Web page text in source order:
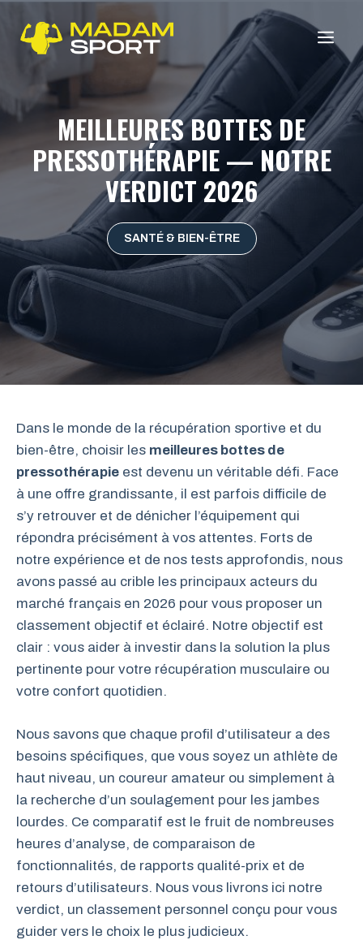
contenu
MEILLEURES BOTTES DE
PRESSOTHÉRAPIE — NOTRE
VERDICT 2026
SANTÉ & BIEN-ÊTRE
Dans le monde de la récupération sportive et du
bien-être, choisir les meilleures bottes de
pressothérapie est devenu un véritable défi. Face
à une offre grandissante, il est parfois difficile de
s’y retrouver et de dénicher l’équipement qui
répondra précisément à vos attentes. Forts de
notre expérience et de nos tests approfondis, nous
avons passé au crible les principaux acteurs du
marché français en 2026 pour vous proposer un
classement objectif et éclairé. Notre objectif est
clair : vous aider à investir dans la solution la plus
pertinente pour votre récupération musculaire ou
votre confort quotidien.
Nous savons que chaque profil d’utilisateur a des
besoins spécifiques, que vous soyez un athlète de
haut niveau, un coureur amateur ou simplement à
la recherche d’un soulagement pour les jambes
lourdes. Ce comparatif est le fruit de nombreuses
heures d’analyse, de comparaison de
fonctionnalités, de rapports qualité-prix et de
retours d’utilisateurs. Nous vous livrons ici notre
verdict, un classement personnel conçu pour vous
guider vers le choix le plus judicieux.